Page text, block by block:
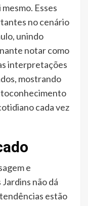
Esses
no cenário
unindo
notar como
interpretações
mostrando
cada vez
e
não dá
estão